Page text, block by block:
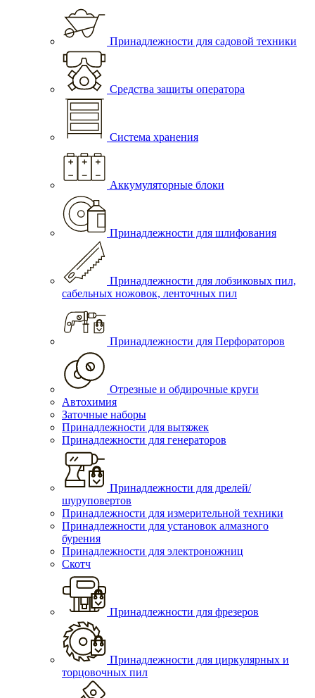
Принадлежности для садовой техники
Средства защиты оператора
Система хранения
Аккумуляторные блоки
Принадлежности для шлифования
Принадлежности для лобзиковых пил,
сабельных ножовок, ленточных пил
Принадлежности для Перфораторов
Отрезные и обдирочные круги
Автохимия
Заточные наборы
Принадлежности для вытяжек
Принадлежности для генераторов
Принадлежности для дрелей/
шуруповертов
Принадлежности для измерительной техники
Принадлежности для установок алмазного
бурения
Принадлежности для электроножниц
Скотч
Принадлежности для фрезеров
Принадлежности для циркулярных и
торцовочных пил